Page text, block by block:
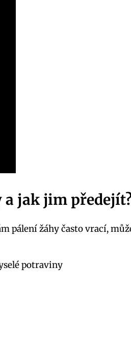
a jak⁢ jim
pálení žáhy často vrací,
potraviny